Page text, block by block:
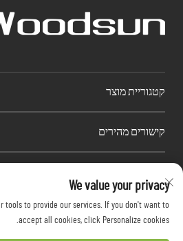
קטגוריית מוצר
קישורים מהירים
325 של סין), Yangjiang, Guangdong, סין
דואר אלקטרוני:[email protected]
We value your privacy
tools to provide our services. If you don't want to
accept all cookies, click Personalize cookies.